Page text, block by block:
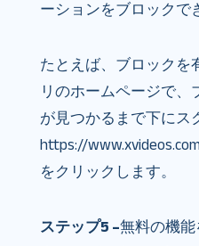
ーションをブロックで
たとえば、ブロックを
リのホームページで、
が見つかるまで下にス
https://
をクリックします。
ステップ5 –無料の機能